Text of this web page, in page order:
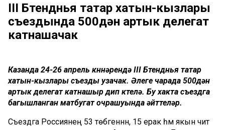
III Бөтендөнья татар хатын-кызлары
съездында 500дән артык делегат
катнашачак
Казанда 24-26 апрель көннәрендә III Бөтендөнья татар
хатын-кызлары съезды узачак. Әлеге чарада 500дән
артык делегат катнашыр дип көтелә. Бу хакта съездга
багышланган матбугат очрашуында әйттеләр.
Съездга Россиянең 53 төбәгеннән, 15 ерак һәм якын чит